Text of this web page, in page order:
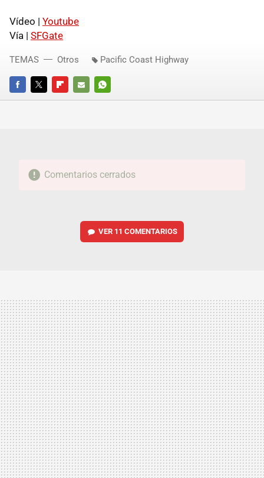
Vídeo | Youtube
Vía | SFGate
FACEBOOKTWITTERFLIPBOARD
E-
WHATSAPP
TEMAS Otros Pacific Coast Highway
Comentarios cerrados
VER 11 COMENTARIOS